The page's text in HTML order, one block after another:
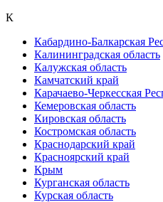
К
Кабардино-Балкарская
Калининградская область
Калужская область
Камчатский край
Карачаево-Черкесская
Кемеровская область
Кировская область
Костромская область
Краснодарский край
Красноярский край
Крым
Курганская область
Курская область